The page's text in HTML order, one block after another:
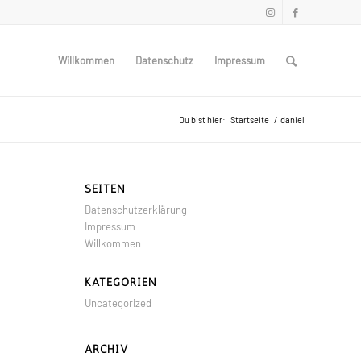
Willkommen Datenschutz Impressum
Du bist hier: Startseite / daniel
SEITEN
Datenschutzerklärung
Impressum
Willkommen
KATEGORIEN
Uncategorized
ARCHIV